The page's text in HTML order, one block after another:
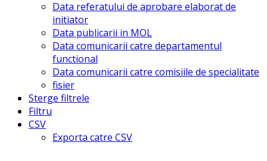
Data referatului de aprobare elaborat de
initiator
Data publicarii in MOL
Data comunicarii catre departamentul
functional
Data comunicarii catre comisiile de specialitate
fisier
Sterge filtrele
Filtru
CSV
Exporta catre CSV